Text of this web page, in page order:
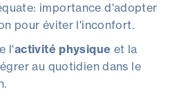
importance d'adopter
pour éviter l'inconfort.
l'activité physique et la
au quotidien dans le